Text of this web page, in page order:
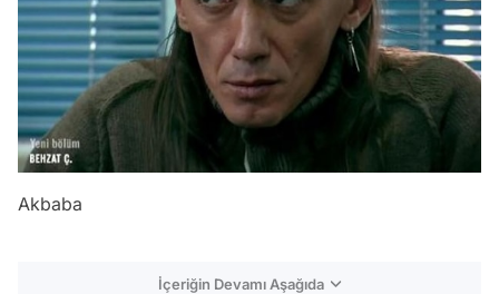
Akbaba
İçeriğin Devamı Aşağıda